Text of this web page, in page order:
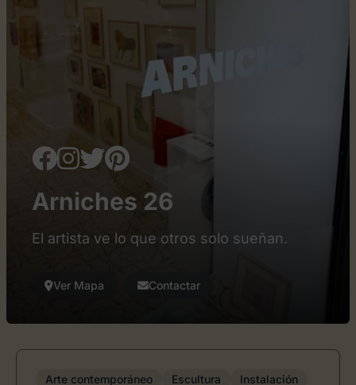
Arniches 26
El artista ve lo que otros solo sueñan.
Ver Mapa Contactar
Arte contemporáneo Escultura
Instalación